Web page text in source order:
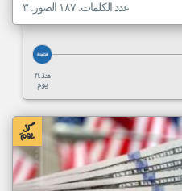
عدد الكلمات: ١٨٧ الصور: ٣
منذ ٢٤
يوم